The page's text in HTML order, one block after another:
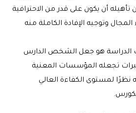
أن يكون على قدر من الاحترافية
المجال وتوجيه الإفادة الكاملة منه
الدراسة هو جعل الشخص الدارس
تجعله المؤسسات المعنية
لمستوى الكفاءة العالي